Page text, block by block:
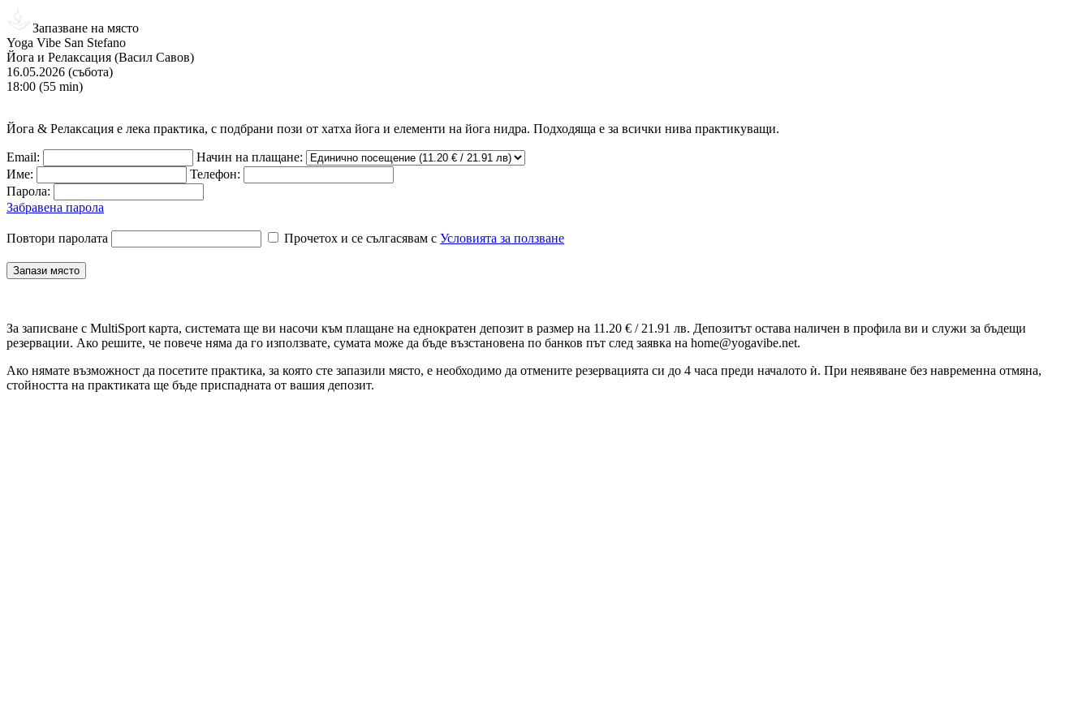
Запазване на място
Yoga Vibe San Stefano
Йога и Релаксация (Васил Савов)
16.05.2026 (събота)
18:00 (55 min)
Йога & Релаксация е лека практика, с подбрани пози от хатха йога и елементи на йога нидра. Подходяща е за всички нива практикуващи.
Email:
Начин на плащане:
Име:
Телефон:
Парола:
Забравена парола
Повтори паролата Прочетох и се сългасявам с Условията за ползване
За записване с MultiSport карта, системата ще ви насочи към плащане на еднократен депозит в размер на 11.20 € / 21.91 лв. Депозитът остава наличен в профила ви и служи за бъдещи
резервации. Ако решите, че повече няма да го използвате, сумата може да бъде възстановена по банков път след заявка на home@yogavibe.net.
Ако нямате възможност да посетите практика, за която сте запазили място, е необходимо да отмените резервацията си до 4 часа преди началото ѝ. При неявяване без навременна отмяна,
стойността на практиката ще бъде приспадната от вашия депозит.